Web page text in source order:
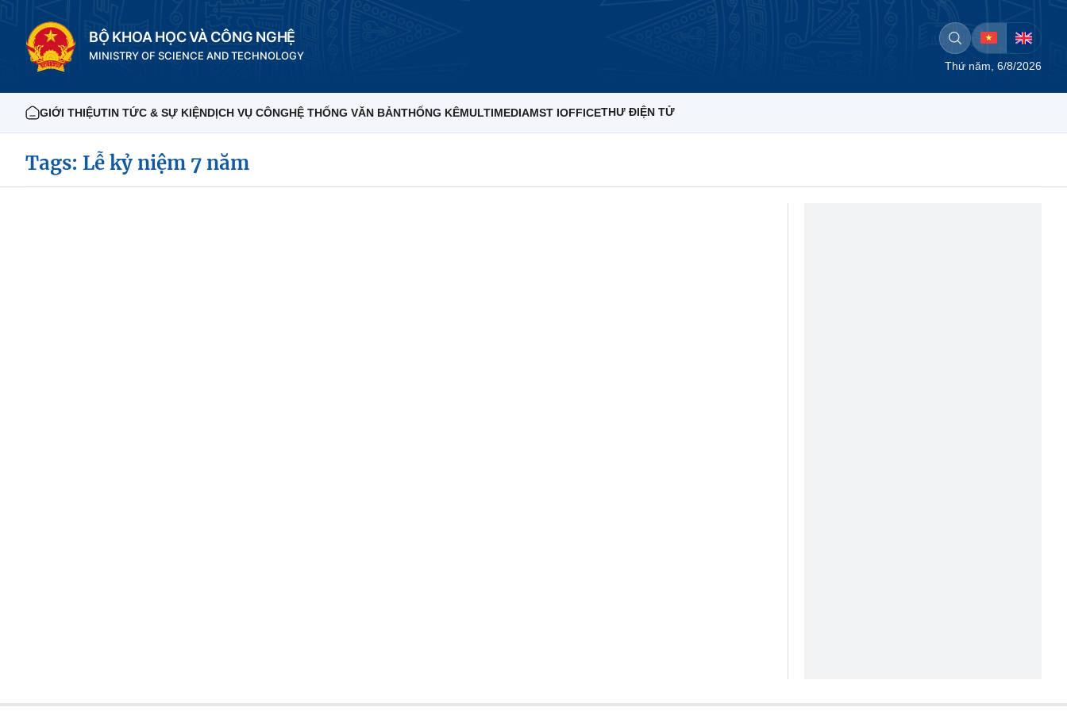
BỘ KHOA HỌC VÀ CÔNG NGHỆ
MINISTRY OF SCIENCE AND TECHNOLOGY
Thứ năm, 6/8/2026
GIỚI THIỆUTIN TỨC & SỰ KIỆNDỊCH VỤ CÔNGHỆ THỐNG VĂN BẢNTHỐNG KÊMULTIMEDIAMST IOFFICETHƯ ĐIỆN TỬ
Tags: Lễ kỷ niệm 7 năm